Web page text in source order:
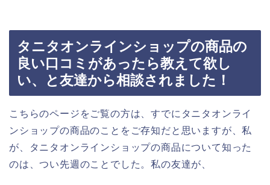
タニタオンラインショップの商品の
良い口コミがあったら教えて欲し
い、と友達から相談されました！
こちらのページをご覧の方は、すでにタニタオンライ
ンショップの商品のことをご存知だと思いますが、私
が、タニタオンラインショップの商品について知った
のは、つい先週のことでした。私の友達が、